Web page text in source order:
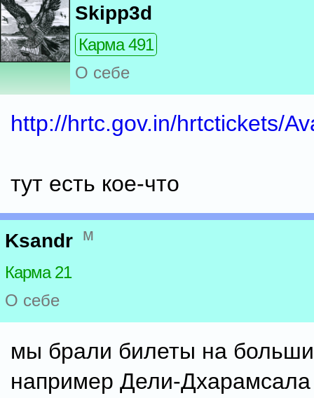
Skipp3d
Карма 491
О себе
http://hrtc.gov.in/hrtctickets/
тут есть кое-что
Ksandr м
Карма 21
О себе
мы брали билеты на
например Дели-